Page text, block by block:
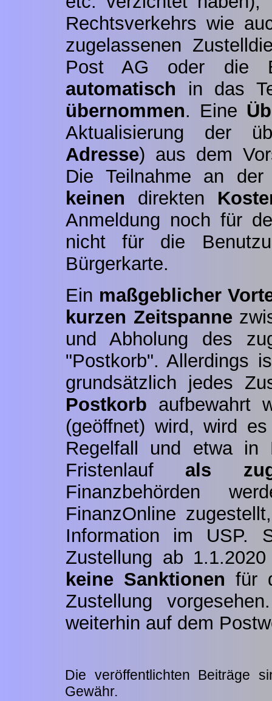
Rechtsverkehrs wie
zugelassenen
Post AG oder die
automatisch in das
übernommen. Eine
Aktualisierung der
Adresse) aus dem
Die Teilnahme an
keinen direkten
Anmeldung noch für
nicht für die
Bürgerkarte.
Ein maßgeblicher
kurzen Zeitspanne
und Abholung des
"Postkorb". Allerdings
grundsätzlich jedes
Postkorb aufbewahrt
(geöffnet) wird, wird
Regelfall und etwa in
Fristenlauf als
Finanzbehörden
FinanzOnline
Information im USP.
Zustellung ab
keine Sanktionen für
Zustellung
weiterhin auf dem
Die veröffentlichten Beiträge
Gewähr.